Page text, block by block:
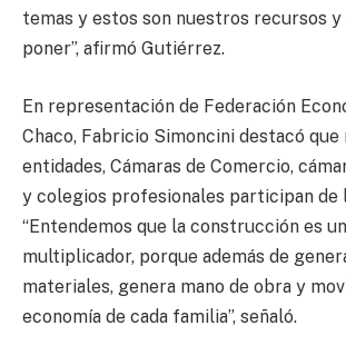
temas y estos son nuestros recursos y
poner”, afirmó Gutiérrez.
En representación de Federación
Chaco, Fabricio Simoncini destacó que
entidades, Cámaras de Comercio,
y colegios profesionales participan de
“Entendemos que la construcción es
multiplicador, porque además de
materiales, genera mano de obra y
economía de cada familia”, señaló.